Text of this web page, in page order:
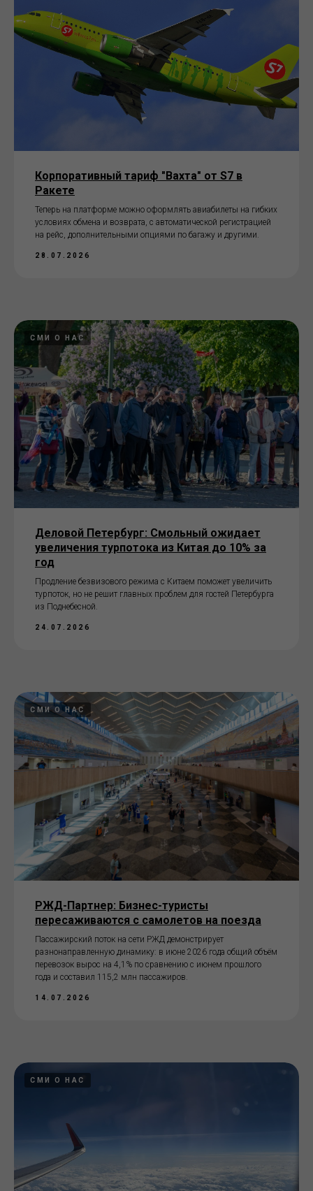
Корпоративный тариф "Вахта" от S7 в
Ракете
Теперь на платформе можно оформлять авиабилеты на гибких
условиях обмена и возврата, с автоматической регистрацией
на рейс, дополнительными опциями по багажу и другими.
28.07.2026
СМИ О НАС
Деловой Петербург: Смольный ожидает
увеличения турпотока из Китая до 10% за
год
Продление безвизового режима с Китаем поможет увеличить
турпоток, но не решит главных проблем для гостей Петербурга
из Поднебесной.
24.07.2026
СМИ О НАС
РЖД-Партнер: Бизнес-туристы
пересаживаются с самолетов на поезда
Пассажирский поток на сети РЖД демонстрирует
разнонаправленную динамику: в июне 2026 года общий объём
перевозок вырос на 4,1% по сравнению с июнем прошлого
года и составил 115,2 млн пассажиров.
14.07.2026
СМИ О НАС